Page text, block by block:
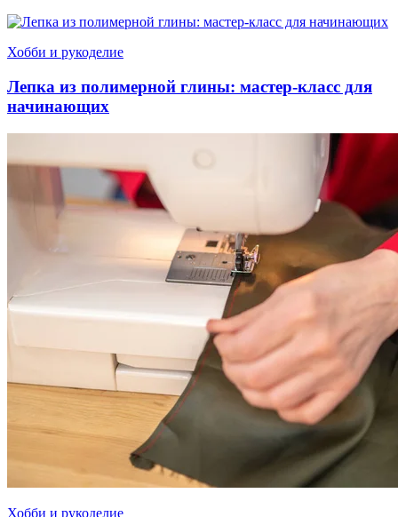
Хобби и рукоделие
Лепка из полимерной глины: мастер-класс для
начинающих
Хобби и рукоделие